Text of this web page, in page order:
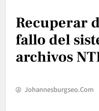
Recuperar
fallo del
archivos
Johannesburgseo.com